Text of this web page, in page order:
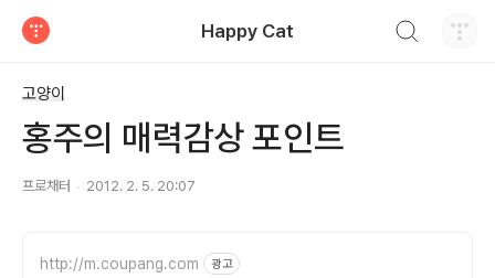
Happy Cat
고양이
홍주의 매력감상 포인트
프로채터 2012. 2. 5. 20:07
http://m.coupang.com 광고